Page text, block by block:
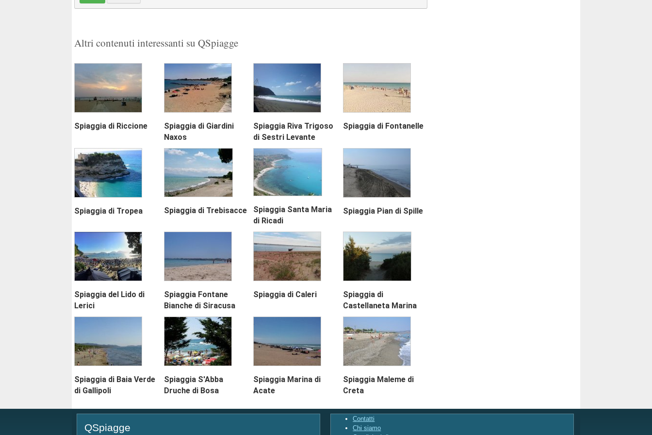
Altri contenuti interessanti su QSpiagge
Spiaggia di Riccione
Spiaggia di Giardini
Naxos
Spiaggia Riva Trigoso
di Sestri Levante
Spiaggia di Fontanelle
Spiaggia di Tropea Spiaggia di Trebisacce
Spiaggia Santa Maria
di Ricadi
Spiaggia Pian di Spille
Spiaggia del Lido di
Lerici
Spiaggia Fontane
Bianche di Siracusa
Spiaggia di Caleri
Spiaggia di
Castellaneta Marina
Spiaggia di Baia Verde
di Gallipoli
Spiaggia S'Abba
Druche di Bosa
Spiaggia Marina di
Acate
Spiaggia Maleme di
Creta
QSpiagge
Contatti
Chi siamo